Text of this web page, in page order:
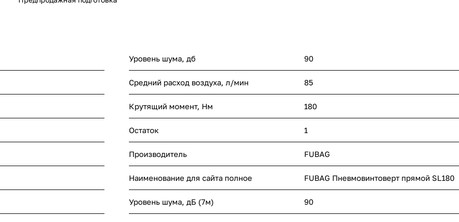
Уровень шума, дб 90
Средний расход воздуха, л/мин 85
Крутящий момент, Нм 180
Остаток 1
Производитель FUBAG
Наименование для сайта полное FUBAG Пневмовинтоверт прямой SL180
Уровень шума, дБ (7м) 90